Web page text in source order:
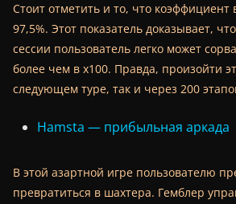
Стоит отметить и то, что коэффициент
97,5%. Этот показатель доказывает,
сессии пользователь легко может
более чем в х100. Правда, произойти
следующем туре, так и через 200
Hamsta — прибыльная аркада
В этой азартной игре пользователю
превратиться в шахтера. Гемблер